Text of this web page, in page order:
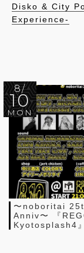
Disko & City
Experience-
8/
10
MON
〜noboritai
Anniv〜 『
Kyotosplash4』